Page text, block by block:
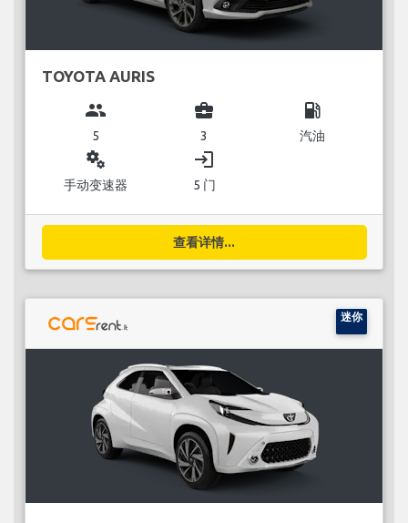
TOYOTA AURIS
group
5
business_center
3
local_gas_station
汽油
miscellaneous_services
手动变速器
login
5 门
查看详情...
迷你